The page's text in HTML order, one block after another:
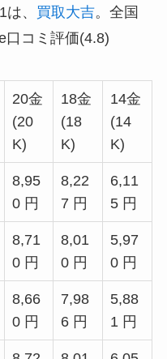
、 買取大吉。全国
口コミ評価(4.8)
20金
(20
K)
18金
(18
K)
14金
(14
K)
8,95
0 円
8,22
7 円
6,11
5 円
8,71
0 円
8,01
0 円
5,97
0 円
8,66
0 円
7,98
6 円
5,88
1 円